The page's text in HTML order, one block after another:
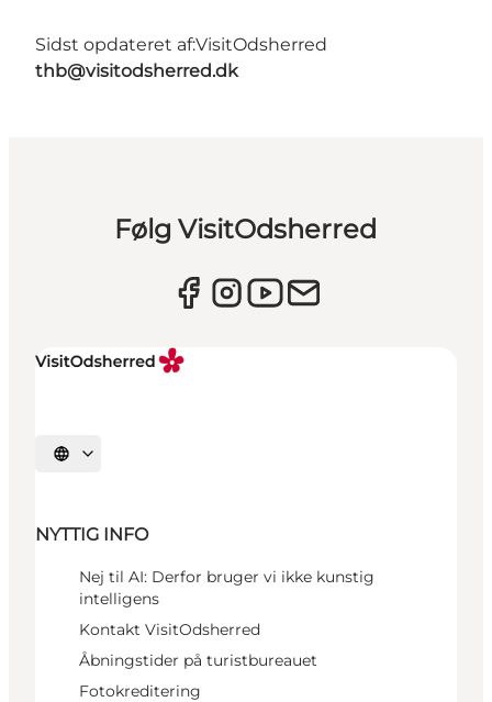
Sidst opdateret af:VisitOdsherred
thb@visitodsherred.dk
Følg VisitOdsherred
Vælg sprog
NYTTIG INFO
Nej til AI: Derfor bruger vi ikke kunstig
intelligens
Kontakt VisitOdsherred
Åbningstider på turistbureauet
Fotokreditering